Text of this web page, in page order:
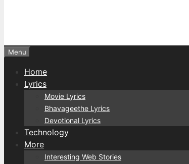
Menu
Home
Lyrics
Movie Lyrics
Bhavageethe Lyrics
Devotional Lyrics
Technology
More
Interesting Web Stories